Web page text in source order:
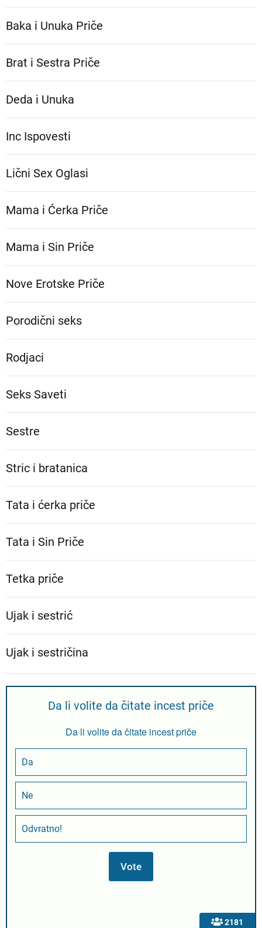
Baka i Unuka Pričе
Brat i Sestra Priče
Deda i Unuka
Inc Ispovesti
Lični Sex Oglasi
Mama i Ćerka Priče
Mama i Sin Priče
Nove Erotske Priče
Porodični seks
Rodjaci
Seks Saveti
Sestre
Stric i bratanica
Tata i ćerka priče
Tata i Sin Priče
Tetka priče
Ujak i sestrić
Ujak i sestričina
2181
Da li volite da čitate incest priče
Da li volite da čitate incest priče
Da
Ne
Odvratno!